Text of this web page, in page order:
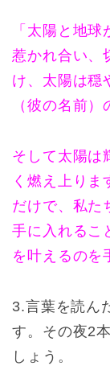
「太陽と地
惹かれ合い、
け、太陽は穏
（彼の名前）
そして太陽は
く燃え上りま
だけで、私た
手に入れるこ
を叶えるのを
3.言葉を読ん
す。その夜2
しょう。